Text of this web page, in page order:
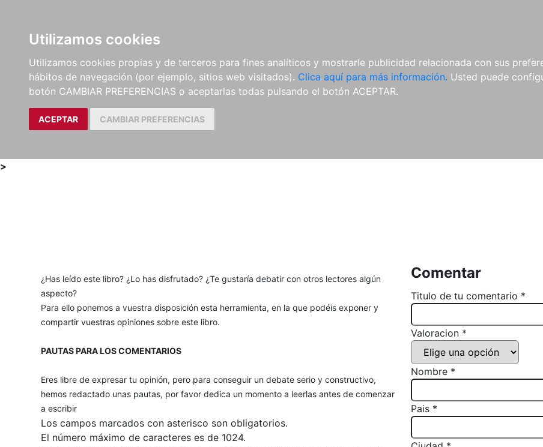
Utilizamos cookies
Utilizamos cookies propias y de terceros para fines analíticos y mostrarle publicidad relacionada con sus
hábitos de navegación (por ejemplo, sitios web visitados). Clica aquí para más información. Usted puede
botón CAMBIAR PREFERENCIAS o aceptarlas todas pulsando el botón ACEPTAR.
ACEPTAR CAMBIAR PREFERENCIAS
LIBROS
MÉTODOS Y
EJERCICIOS
PARTITURAS Y EDICIONES
CRÍTICAS
REVISTAS
CDS Y
DVDS
MATERIAL
COMPLEMENTARIO
>
¿Has leído este libro? ¿Lo has disfrutado? ¿Te gustaría debatir con otros lectores algún
aspecto?
Para ello ponemos a vuestra disposición esta herramienta, en la que podéis exponer y
compartir vuestras opiniones sobre este libro.
PAUTAS PARA LOS COMENTARIOS
Eres libre de expresar tu opinión, pero para conseguir un debate serio y constructivo,
hemos redactado unas pautas, por favor dedica un momento a leerlas antes de comenzar
a escribir
Los campos marcados con asterisco son obligatorios.
El número máximo de caracteres es de 1024.
Comentar
Titulo de tu comentario *
Valoracion *
Nombre *
Pais *